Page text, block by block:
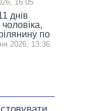
16:05
днів
по
2026, 13:36